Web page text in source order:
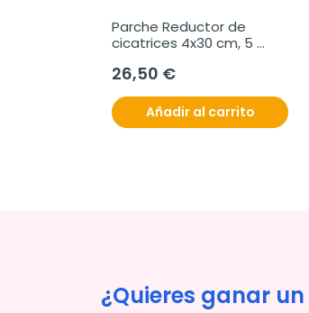
Parche Reductor de
cicatrices 4x30 cm, 5
26,50 €
Añadir al carrito
¿Quieres ganar un